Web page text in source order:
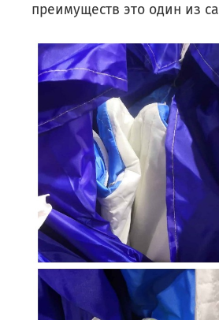
преимуществ это один из